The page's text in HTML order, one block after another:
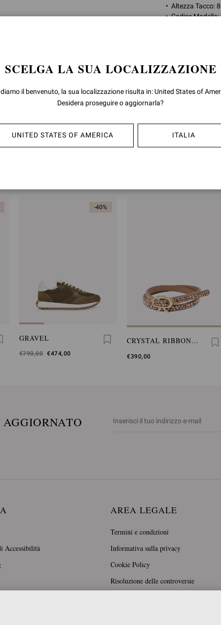
Altezza Tacco:
Codice
RESI & CAMBI
SPEDIZIONE
GRAVEL
Era
€790,00
,
€474,00
-40%
CRYSTAL RIBBON
€390,00
Accessibilità
AREA LEGALE
Termini e condizioni
Informativa sulla privacy
Cookie Policy
Risoluzione delle controversie
SCELGA LA SUA LOCALIZZAZIONE
il benvenuto, la sua localizzazione risulta in: United States of
Desidera proseguire o aggiornarla?
UNITED STATES OF AMERICA ITALIA